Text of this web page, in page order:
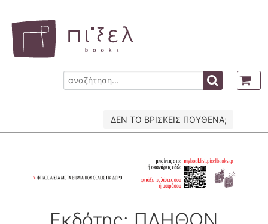
ΔΕΝ ΤΟ ΒΡΙΣΚΕΙΣ ΠΟΥΘΕΝΑ;